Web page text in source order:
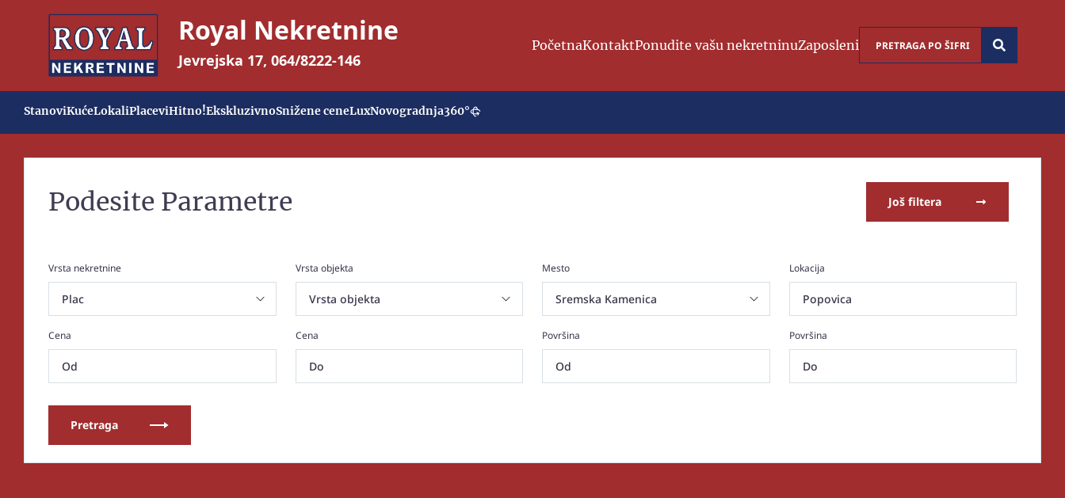
Royal Nekretnine
Jevrejska 17, 064/8222-146
PočetnaKontaktPonudite vašu nekretninuZaposleni
StanoviKućeLokaliPlaceviHitno!EkskluzivnoSnižene ceneLuxNovogradnja360°
Podesite Parametre Još filtera
Vrsta nekretnine Vrsta objekta Mesto Lokacija
Popovica
Cena Cena Površina Površina
Pretraga